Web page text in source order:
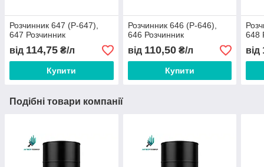
Розчинник 647 (Р-647),
647 Розчинник
від 114,75 ₴/л
Купити
Розчинник 646 (Р-646),
646 Розчинник
від 110,50₴/л
Купити
648
від
Подібні товари компанії